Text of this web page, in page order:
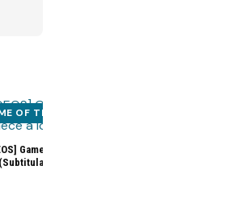
OF THRONES
Game of Thrones: El elenco agradece a los